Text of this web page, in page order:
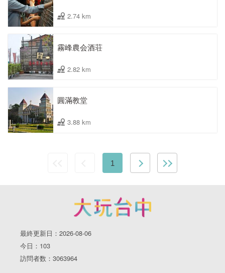
2.74 km
霧峰農会酒荘
2.82 km
圓滿教堂
3.88 km
1
最終更新日：2026-08-06
今日：103
訪問者数：3063964